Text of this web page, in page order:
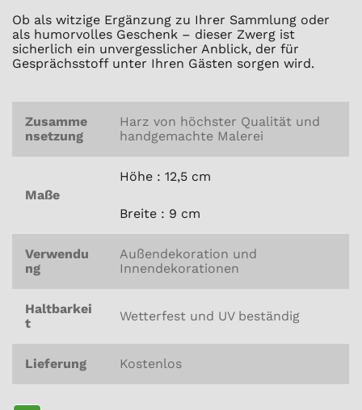
Ob als witzige Ergänzung zu Ihrer Sammlung oder
als humorvolles Geschenk – dieser Zwerg ist
sicherlich ein unvergesslicher Anblick, der für
Gesprächsstoff unter Ihren Gästen sorgen wird.
Zusamme
nsetzung
Harz von höchster Qualität und
handgemachte Malerei
Maße
Höhe : 12,5 cm
Breite : 9 cm
Verwendu
ng
Außendekoration und
Innendekorationen
Haltbarkei
t
Wetterfest und UV beständig
Lieferung Kostenlos